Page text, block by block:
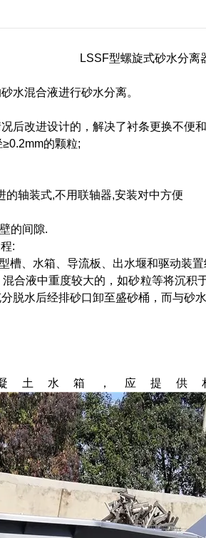
LSSF型螺旋式砂水分离
水混合液进行砂水分离。
后改进设计的，解决了衬条更换不便
的颗粒;
轴装式,不用联轴器,安装对中方便
的间隙.
:
、水箱、导流板、出水堰和驱动装置
合液中重度较大的，如砂粒等将沉
脱水后经排砂口卸至盛砂桶，而与砂
土水箱，应提供